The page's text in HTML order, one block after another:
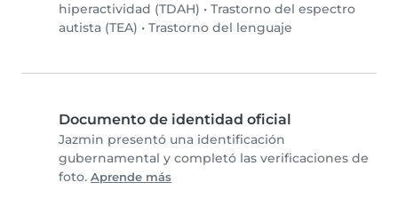
hiperactividad (TDAH) • Trastorno del espectro
autista (TEA) • Trastorno del lenguaje
Documento de identidad oficial
Jazmin presentó una identificación
gubernamental y completó las verificaciones de
foto. Aprende más